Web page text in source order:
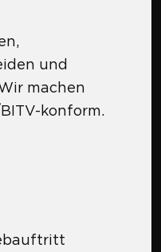
und
machen
konform.